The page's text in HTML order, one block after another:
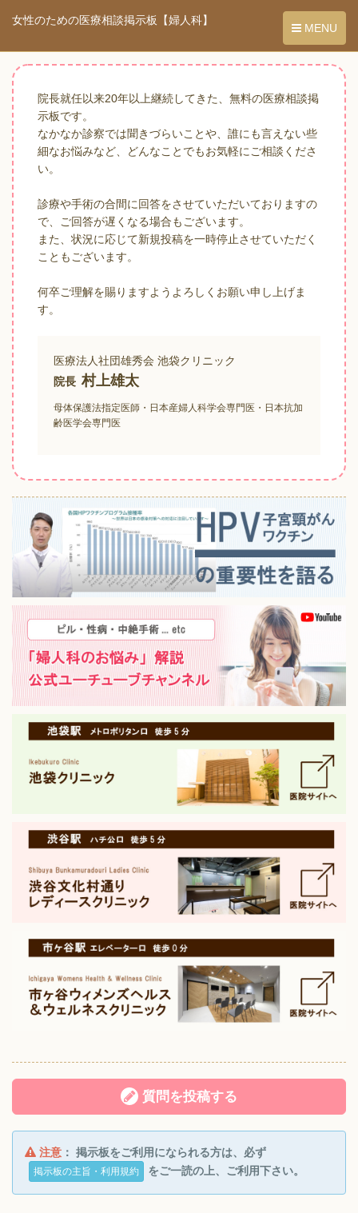
院長就任以来20年以上継続してきた、無料の医療相談掲
示板です。
なかなか診察では聞きづらいことや、誰にも言えない些
細なお悩みなど、どんなことでもお気軽にご相談くださ
い。
診療や手術の合間に回答をさせていただいておりますの
で、ご回答が遅くなる場合もございます。
また、状況に応じて新規投稿を一時停止させていただく
こともございます。
何卒ご理解を賜りますようよろしくお願い申し上げま
す。
医療法人社団雄秀会 池袋クリニック
院長 村上雄太
母体保護法指定医師・日本産婦人科学会専門医・日本抗加
齢医学会専門医
女性のための医療相談掲示板【婦人科】
MENU
質問を投稿する
注意 ： 掲示板をご利用になられる方は、必ず
掲示板の主旨・利用規約 をご一読の上、ご利用下さい。